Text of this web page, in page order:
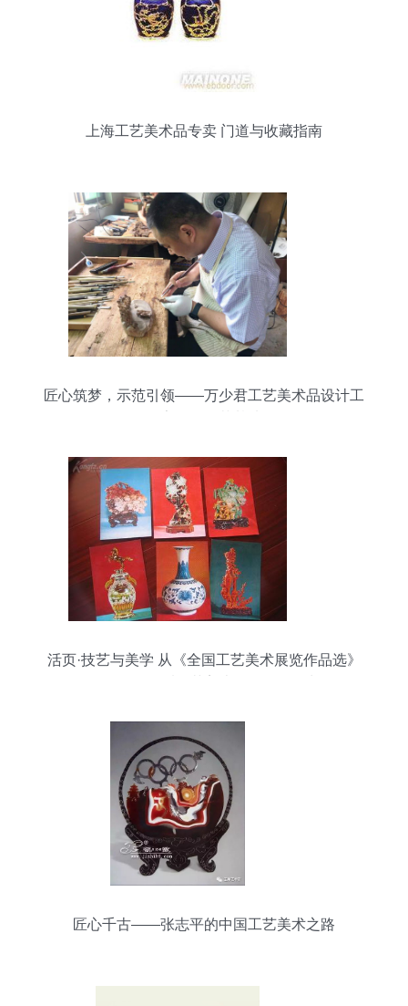
上海工艺美术品专卖 门道与收藏指南
匠心筑梦，示范引领——万少君工艺美术品设计工
活页·技艺与美学 从《全国工艺美术展览作品选》
匠心千古——张志平的中国工艺美术之路